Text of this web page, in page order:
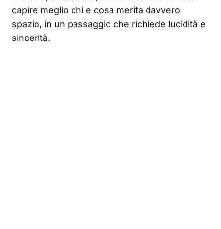
capire meglio chi e cosa merita davvero
spazio, in un passaggio che richiede lucidità e
sincerità.